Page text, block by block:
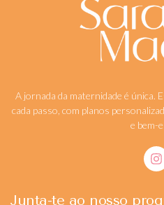
A jornada da maternidade é única.
cada passo, com planos
e bem-
Junta-te ao nosso